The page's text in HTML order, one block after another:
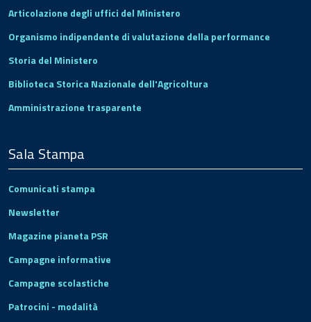
Articolazione degli uffici del Ministero
Organismo indipendente di valutazione della performance
Storia del Ministero
Biblioteca Storica Nazionale dell'Agricoltura
Amministrazione trasparente
Sala Stampa
Comunicati stampa
Newsletter
Magazine pianeta PSR
Campagne informative
Campagne scolastiche
Patrocini - modalità